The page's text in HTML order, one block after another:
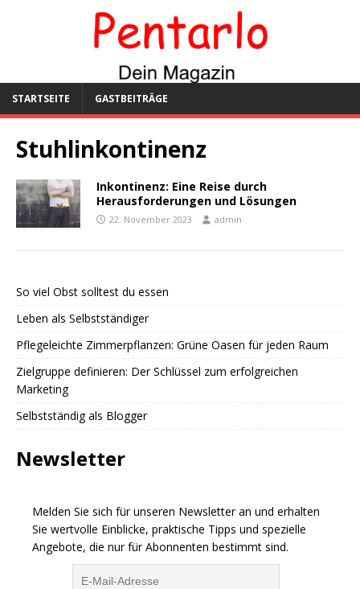
STARTSEITE GASTBEITRÄGE
Stuhlinkontinenz
Inkontinenz: Eine Reise durch
Herausforderungen und Lösungen
22. November 2023 admin
So viel Obst solltest du essen
Leben als Selbstständiger
Pflegeleichte Zimmerpflanzen: Grüne Oasen für jeden Raum
Zielgruppe definieren: Der Schlüssel zum erfolgreichen
Marketing
Selbstständig als Blogger
Newsletter
Melden Sie sich für unseren Newsletter an und erhalten
Sie wertvolle Einblicke, praktische Tipps und spezielle
Angebote, die nur für Abonnenten bestimmt sind.